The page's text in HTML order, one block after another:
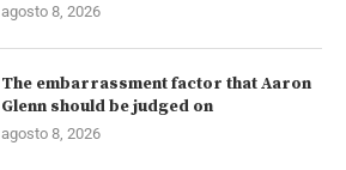
agosto 8, 2026
The embarrassment factor that Aaron
Glenn should be judged on
agosto 8, 2026